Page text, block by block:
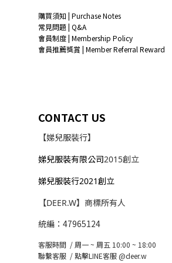
購買須知 | Purchase Notes
常見問題 | Q&A
會員制度 | Membership Policy
會員推薦獎賞 | Member Referral Reward
CONTACT US
【娣兒服裝行】
娣兒服裝有限公司2015創立
娣兒服裝行2021創立
【DEER.W】商標所有人
統編：47965124
客服時間 / 周一 ~ 周五 10:00 ~ 18:00
聯繫客服 /點擊LINE客服 @deer.w